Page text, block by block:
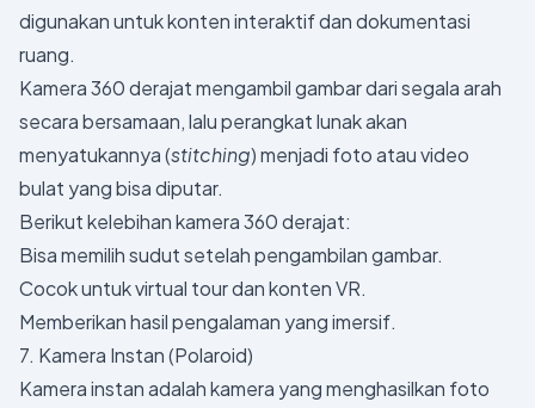
digunakan untuk konten interaktif dan dokumentasi
ruang.
Kamera 360 derajat mengambil gambar dari segala arah
secara bersamaan, lalu perangkat lunak akan
menyatukannya (stitching) menjadi foto atau video
bulat yang bisa diputar.
Berikut kelebihan kamera 360 derajat:
Bisa memilih sudut setelah pengambilan gambar.
Cocok untuk virtual tour dan konten VR.
Memberikan hasil pengalaman yang imersif.
7. Kamera Instan (Polaroid)
Kamera instan adalah kamera yang menghasilkan foto